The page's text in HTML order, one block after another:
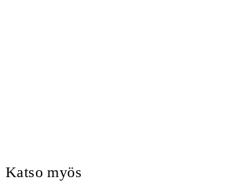
Katso myös